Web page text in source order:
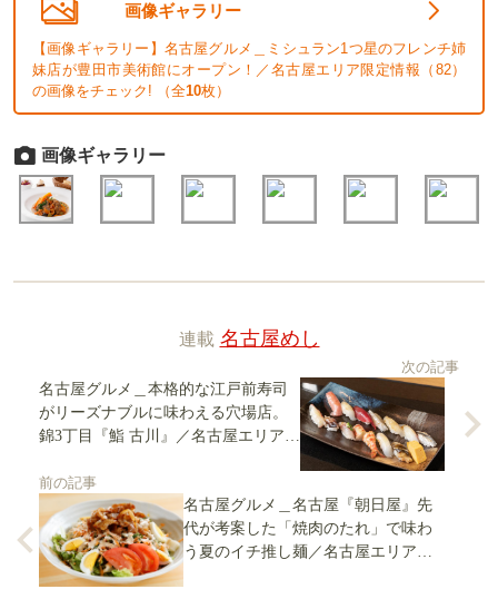
画像ギャラリー
【画像ギャラリー】名古屋グルメ＿ミシュラン1つ星のフレンチ姉
妹店が豊田市美術館にオープン！／名古屋エリア限定情報（82）
の画像をチェック! （全10枚）
画像ギャラリー
連載 名古屋めし
次の記事
名古屋グルメ＿本格的な江戸前寿司
がリーズナブルに味わえる穴場店。
錦3丁目『鮨 古川』／名古屋エリア限
前の記事
名古屋グルメ＿名古屋『朝日屋』先
代が考案した「焼肉のたれ」で味わ
う夏のイチ推し麺／名古屋エリア限